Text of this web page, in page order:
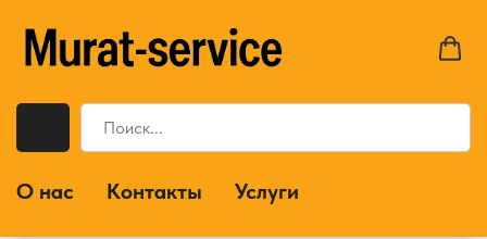
О нас Контакты Услуги